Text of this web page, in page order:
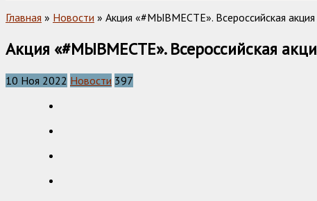
Главная » Новости » Акция «#МЫВМЕСТЕ». Всероссийская
Акция «#МЫВМЕСТЕ». Всероссийская
10 Ноя 2022 Новости 397